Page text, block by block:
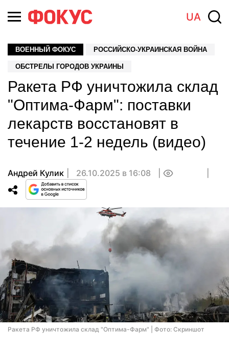
UA
ВОЕННЫЙ ФОКУС РОССИЙСКО-УКРАИНСКАЯ ВОЙНА
ОБСТРЕЛЫ ГОРОДОВ УКРАИНЫ
Ракета РФ уничтожила склад
"Оптима-Фарм": поставки
лекарств восстановят в
течение 1-2 недель (видео)
Андрей Кулик 26.10.2025 в 16:08
Ракета РФ уничтожила склад "Оптима-Фарм" | Фото: Скриншот